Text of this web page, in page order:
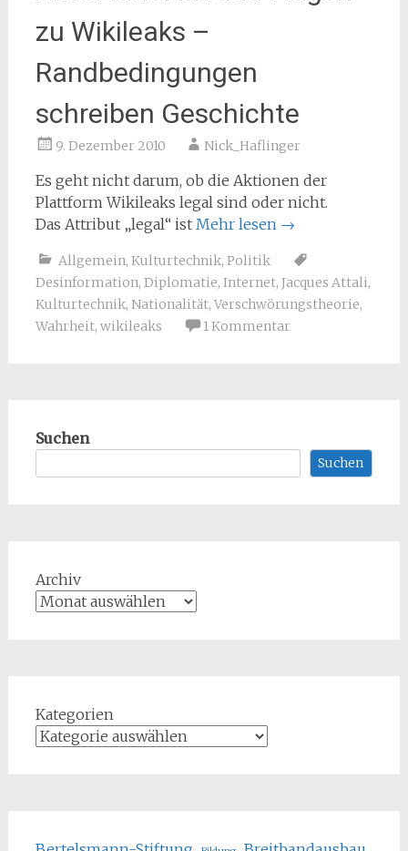
zu Wikileaks –
Randbedingungen
schreiben Geschichte
9. Dezember 2010 Nick_Haflinger
Es geht nicht darum, ob die Aktionen der
Plattform Wikileaks legal sind oder nicht.
Das Attribut „legal“ ist Mehr lesen →
Allgemein, Kulturtechnik, Politik
Desinformation, Diplomatie, Internet, Jacques Attali,
Kulturtechnik, Nationalität, Verschwörungstheorie,
Wahrheit, wikileaks 1 Kommentar
Suchen
Suchen
Archiv
Kategorien